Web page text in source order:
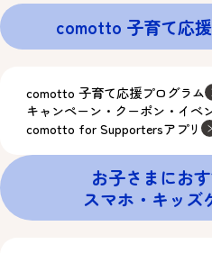
comotto 子育て応
comotto 子育て応援プログラム
キャンペーン・クーポン・イベ
comotto for Supportersアプリ
お子さまにお
スマホ・キッズ